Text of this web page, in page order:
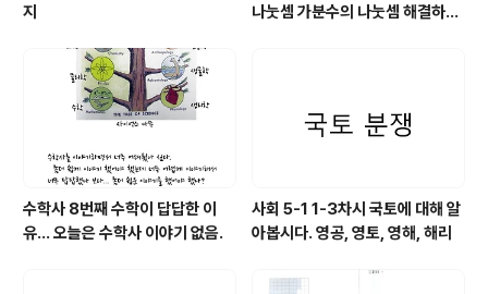
지
나눗셈 가분수의 나눗셈 해결하기
수학사 8번째 수학이 답답한 이
유... 오늘은 수학사 이야기 없음.
사회 5-1 1-3차시 국토에 대해 알
아봅시다. 영공, 영토, 영해, 해리